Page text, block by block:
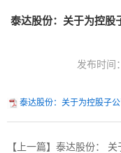
泰达股份：关于为控股
发布时间
泰达股份：关于为控股子
【上一篇】泰达股份：